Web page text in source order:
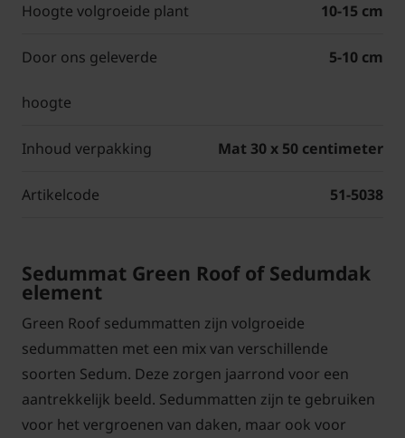
Hoogte volgroeide plant 10-15 cm
Door ons geleverde
hoogte
5-10 cm
Inhoud verpakking Mat 30 x 50 centimeter
Artikelcode 51-5038
Sedummat Green Roof of Sedumdak
element
Green Roof sedummatten zijn volgroeide
sedummatten met een mix van verschillende
soorten Sedum. Deze zorgen jaarrond voor een
aantrekkelijk beeld. Sedummatten zijn te gebruiken
voor het vergroenen van daken, maar ook voor